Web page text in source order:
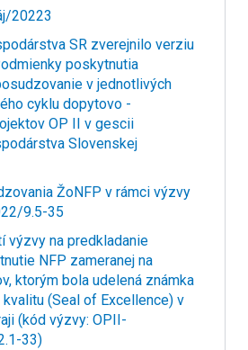
20223
SR zverejnilo verziu
poskytnutia
v jednotlivých
cyklu dopytovo -
OP II v gescii
Slovenskej
ŽoNFP v rámci výzvy
9.5-35
výzvy na predkladanie
NFP zameranej na
ktorým bola udelená známka
(Seal of Excellence) v
(kód výzvy: OPII-
33)